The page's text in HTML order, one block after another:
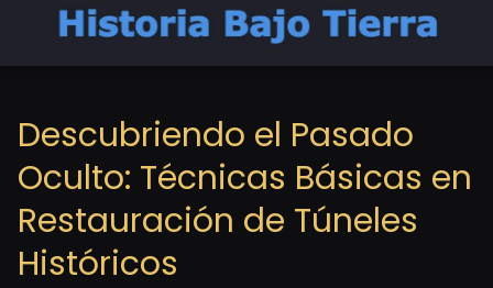
Descubriendo el Pasado
Oculto: Técnicas Básicas en
Restauración de Túneles
Históricos